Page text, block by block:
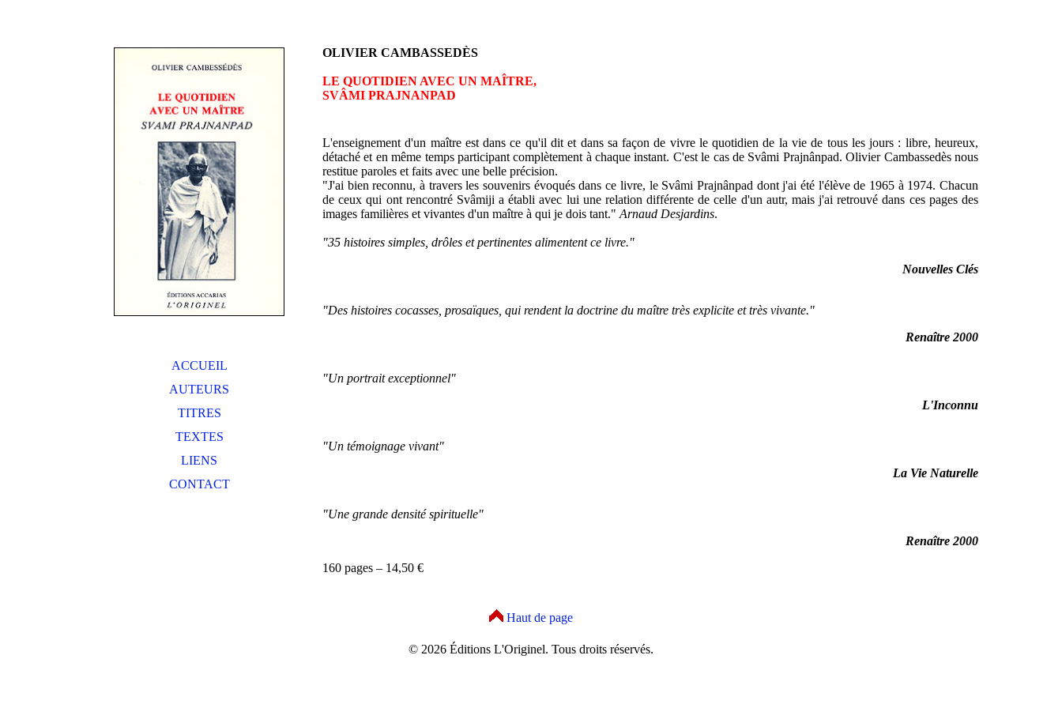
ACCUEIL
AUTEURS
TITRES
TEXTES
LIENS
CONTACT
OLIVIER CAMBASSEDÈS
LE QUOTIDIEN AVEC UN MAÎTRE,
SVÂMI PRAJNANPAD
L'enseignement d'un maître est dans ce qu'il dit et dans sa façon de vivre le quotidien de la vie de tous les jours : libre, heureux,
détaché et en même temps participant complètement à chaque instant. C'est le cas de Svâmi Prajnânpad. Olivier Cambassedès nous
restitue paroles et faits avec une belle précision.
"J'ai bien reconnu, à travers les souvenirs évoqués dans ce livre, le Svâmi Prajnânpad dont j'ai été l'élève de 1965 à 1974. Chacun
de ceux qui ont rencontré Svâmiji a établi avec lui une relation différente de celle d'un autr, mais j'ai retrouvé dans ces pages des
images familières et vivantes d'un maître à qui je dois tant." Arnaud Desjardins.
"35 histoires simples, drôles et pertinentes alimentent ce livre."
Nouvelles Clés
"Des histoires cocasses, prosaïques, qui rendent la doctrine du maître très explicite et très vivante."
Renaître 2000
"Un portrait exceptionnel"
L'Inconnu
"Un témoignage vivant"
La Vie Naturelle
"Une grande densité spirituelle"
Renaître 2000
160 pages – 14,50 €
Haut de page
© 2026 Éditions L'Originel. Tous droits réservés.